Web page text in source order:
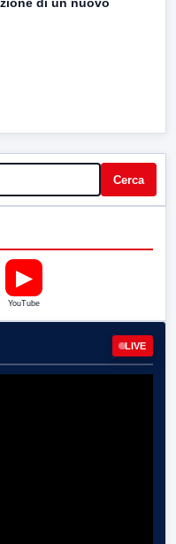
di un nuovo
Cerca
▶
YouTube
LIVE